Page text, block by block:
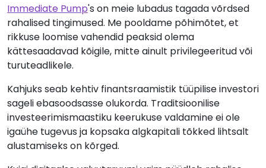
Immediate Pump's on meie lubadus tagada võrdsed
rahalised tingimused. Me pooldame põhimõtet, et
rikkuse loomise vahendid peaksid olema
kättesaadavad kõigile, mitte ainult privilegeeritud või
turuteadlikele.
Kahjuks seab kehtiv finantsraamistik tüüpilise investori
sageli ebasoodsasse olukorda. Traditsioonilise
investeerimismaastiku keerukuse valdamine ei ole
igaühe tugevus ja kopsaka algkapitali tõkked lihtsalt
alustamiseks on kõrged.